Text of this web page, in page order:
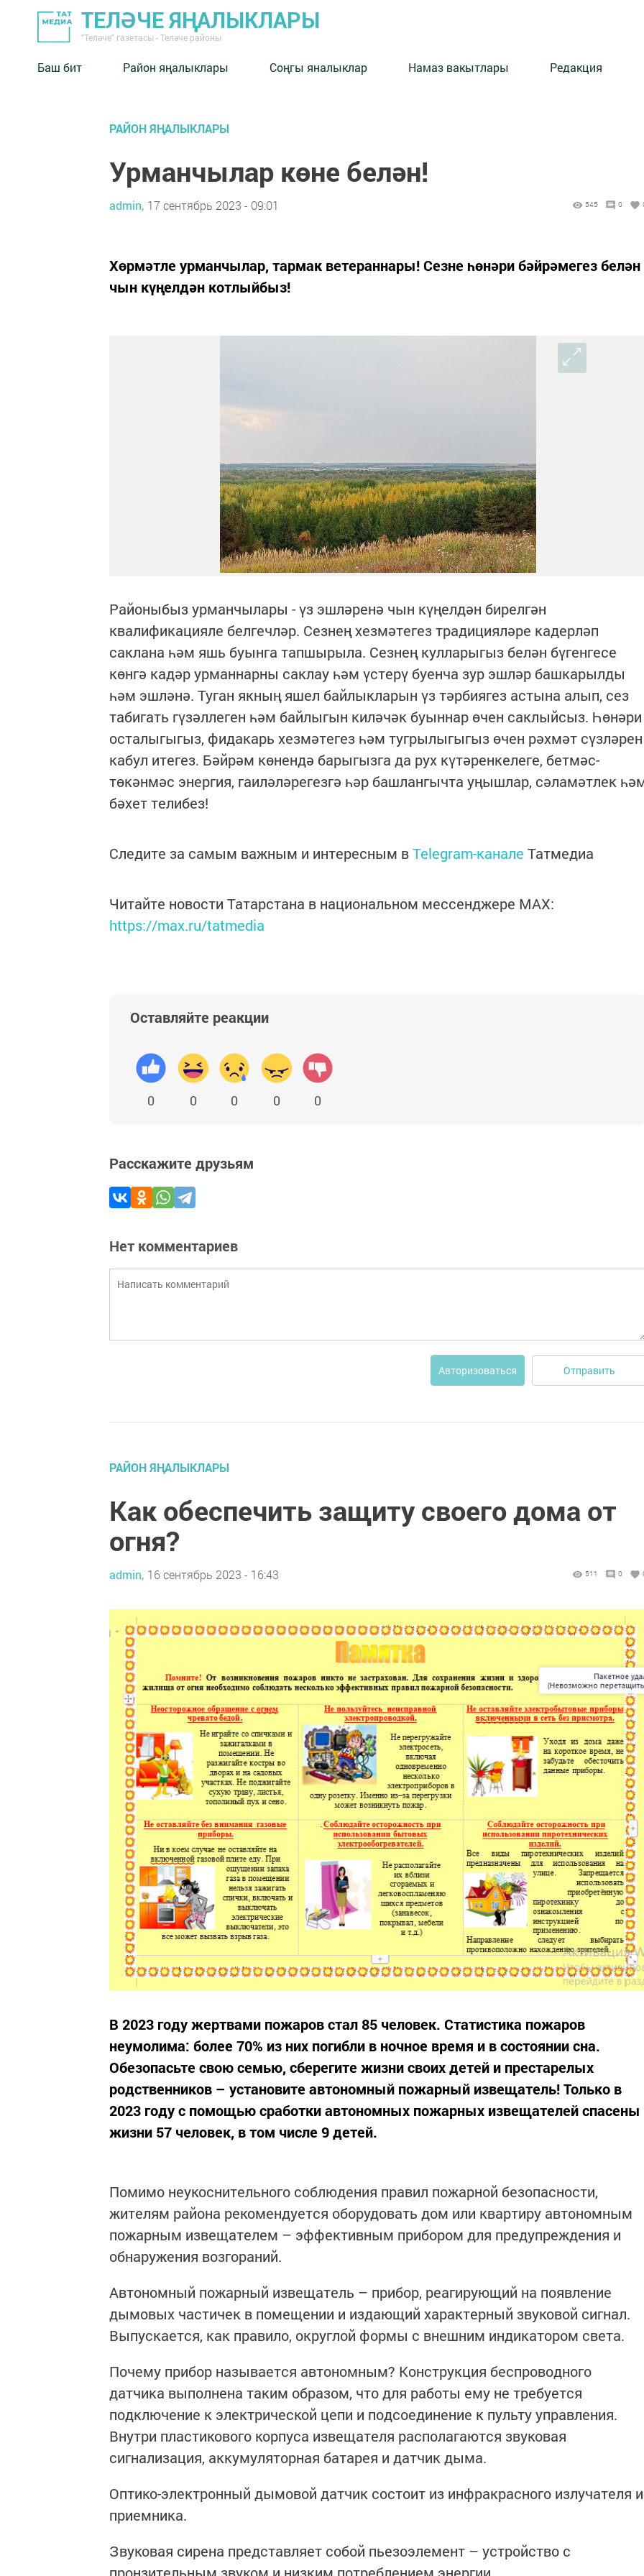
ТЕЛӘЧЕ ЯҢАЛЫКЛАРЫ
"Теләче" газетасы - Теләче районы
Баш бит Район яңалыклары Соңгы яналыклар Намаз вакытлары Редакция
РАЙОН ЯҢАЛЫКЛАРЫ
Урманчылар көне белән!
admin, 17 сентябрь 2023 - 09:01 545 0
Хөрмәтле урманчылар, тармак ветераннары! Сезне һөнәри бәйрәмегез белән
чын күңелдән котлыйбыз!
Районыбыз урманчылары - үз эшләренә чын күңелдән бирелгән
квалификацияле белгечләр. Сезнең хезмәтегез традицияләре кадерләп
саклана һәм яшь буынга тапшырыла. Сезнең кулларыгыз белән бүгенгесе
көнгә кадәр урманнарны саклау һәм үстерү буенча зур эшләр башкарылды
һәм эшләнә. Туган якның яшел байлыкларын үз тәрбиягез астына алып, сез
табигать гүзәллеген һәм байлыгын киләчәк буыннар өчен саклыйсыз. Һөнәри
осталыгыгыз, фидакарь хезмәтегез һәм тугрылыгыгыз өчен рәхмәт сүзләрен
кабул итегез. Бәйрәм көнендә барыгызга да рух күтәренкелеге, бетмәс-
төкәнмәс энергия, гаиләләрегезгә һәр башлангычта уңышлар, сәламәтлек
бәхет телибез!
Следите за самым важным и интересным вTelegram-канале Татмедиа
Читайте новости Татарстана в национальном мессенджере MАХ:
https://max.ru/tatmedia
Оставляйте реакции
0 0 0 0 0
Расскажите друзьям
Нет комментариев
Авторизоваться Отправить
РАЙОН ЯҢАЛЫКЛАРЫ
Как обеспечить защиту своего дома от
огня?
admin, 16 сентябрь 2023 - 16:43 511 0
В 2023 году жертвами пожаров стал 85 человек. Статистика пожаров
неумолима: более 70% из них погибли в ночное время и в состоянии сна.
Обезопасьте свою семью, сберегите жизни своих детей и престарелых
родственников – установите автономный пожарный извещатель! Только в
2023 году с помощью сработки автономных пожарных извещателей спасены
жизни 57 человек, в том числе 9 детей.
Помимо неукоснительного соблюдения правил пожарной безопасности,
жителям района рекомендуется оборудовать дом или квартиру автономным
пожарным извещателем – эффективным прибором для предупреждения и
обнаружения возгораний.
Автономный пожарный извещатель – прибор, реагирующий на появление
дымовых частичек в помещении и издающий характерный звуковой сигнал.
Выпускается, как правило, округлой формы с внешним индикатором света.
Почему прибор называется автономным? Конструкция беспроводного
датчика выполнена таким образом, что для работы ему не требуется
подключение к электрической цепи и подсоединение к пульту управления.
Внутри пластикового корпуса извещателя располагаются звуковая
сигнализация, аккумуляторная батарея и датчик дыма.
Оптико-электронный дымовой датчик состоит из инфракрасного излучателя и
приемника.
Звуковая сирена представляет собой пьезоэлемент – устройство с
пронзительным звуком и низким потреблением энергии.